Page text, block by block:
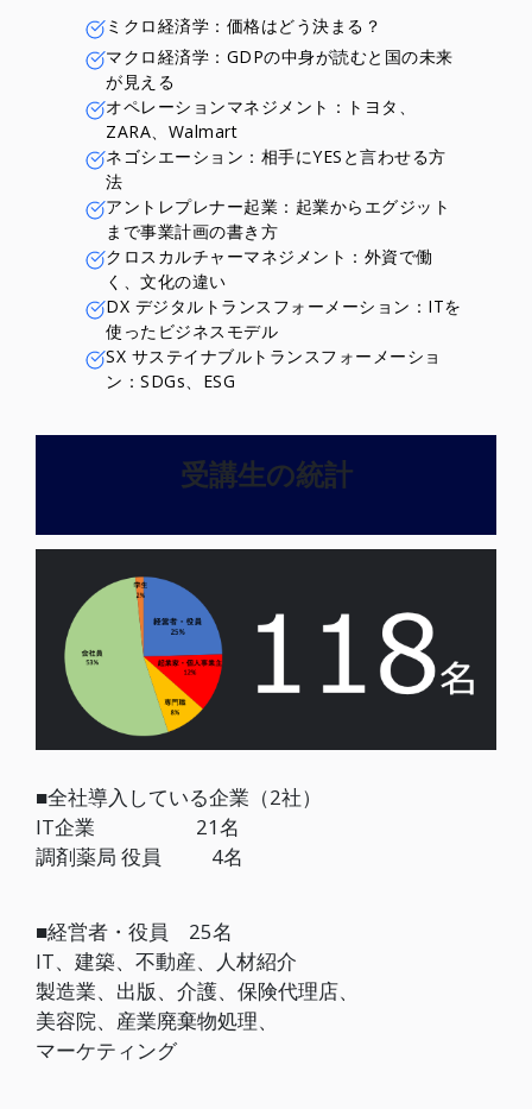
ミクロ経済学：価格はどう決まる？
マクロ経済学：GDPの中身が読むと国の未来
が見える
オペレーションマネジメント：トヨタ、
ZARA、Walmart
ネゴシエーション：相手にYESと言わせる方
法
アントレプレナー起業：起業からエグジット
まで事業計画の書き方
クロスカルチャーマネジメント：外資で働
く、文化の違い
DX デジタルトランスフォーメーション：ITを
使ったビジネスモデル
SX サステイナブルトランスフォーメーショ
ン：SDGs、ESG
受講生の統計
■全社導入している企業（2社）
IT企業 21名
調剤薬局 役員 4名
■経営者・役員 25名
IT、建築、不動産、人材紹介
製造業、出版、介護、保険代理店、
美容院、産業廃棄物処理、
マーケティング